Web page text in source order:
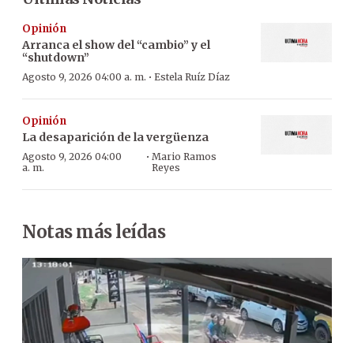
Opinión
Arranca el show del “cambio” y el
“shutdown”
Agosto 9, 2026 04:00 a. m. · Estela Ruíz Díaz
Opinión
La desaparición de la vergüenza
Agosto 9, 2026 04:00
a. m.
· Mario Ramos
Reyes
Notas más leídas